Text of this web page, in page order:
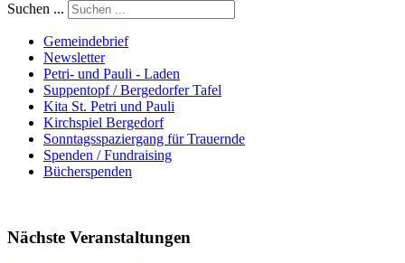
Suchen ...
Gemeindebrief
Newsletter
Petri- und Pauli - Laden
Suppentopf / Bergedorfer Tafel
Kita St. Petri und Pauli
Kirchspiel Bergedorf
Sonntagsspaziergang für Trauernde
Spenden / Fundraising
Bücherspenden
Nächste Veranstaltungen